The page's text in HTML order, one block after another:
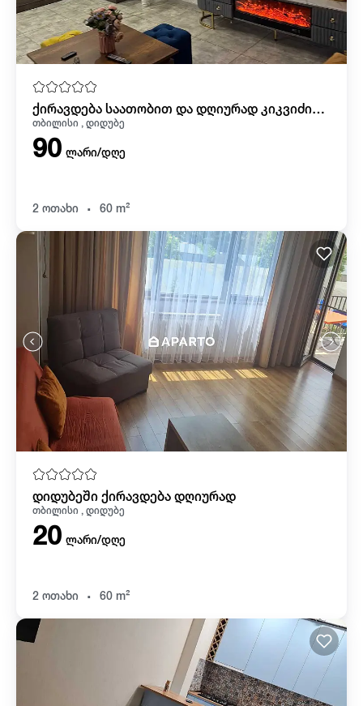
ქირავდება საათობით და დღიურად კიკვიძის ბაღთან! ჩოგბურთის კორტების წინ.
თბილისი , დიდუბე
90 ლარი/დღე
2 ოთახი . 60 m²
დიდუბეში ქირავდება დღიურად
თბილისი , დიდუბე
20 ლარი/დღე
2 ოთახი . 60 m²